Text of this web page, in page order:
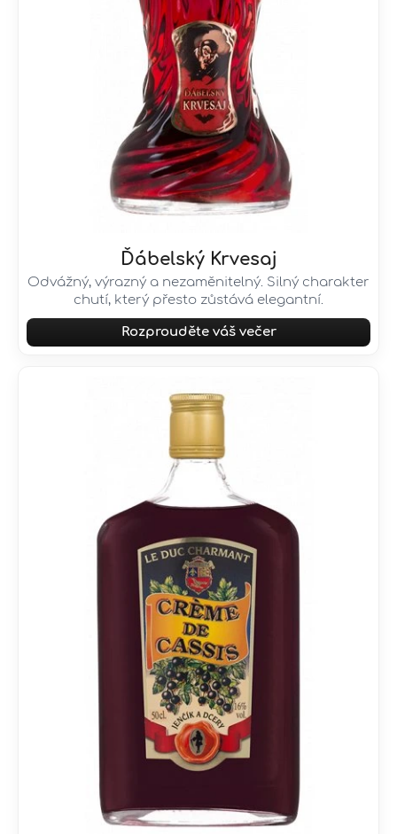
Ďábelský Krvesaj
Odvážný, výrazný a nezaměnitelný. Silný charakter
chutí, který přesto zůstává elegantní.
Rozprouděte váš večer